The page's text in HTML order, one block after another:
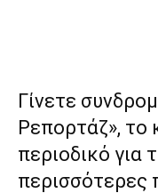
Γίνετε
Ρεπορτάζ», το
περιοδικό για
περισσότερες